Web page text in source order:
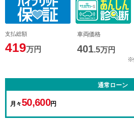
支払総額
419万円
車両価格
401.5万円
※
通常ローン
月々50,600円